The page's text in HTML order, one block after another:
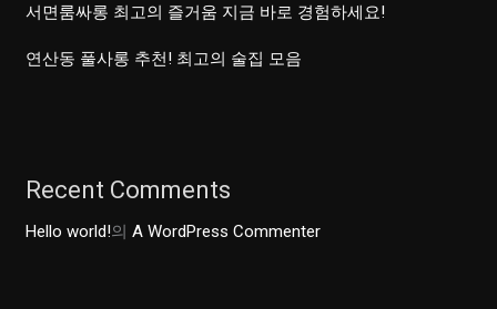
서면룸싸롱 최고의 즐거움 지금 바로 경험하세요!
연산동 풀사롱 추천! 최고의 술집 모음
Recent Comments
Hello world!의A WordPress Commenter